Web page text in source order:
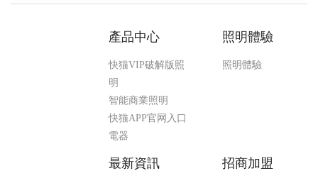
產品中心
快猫VIP破解版照
明
智能商業照明
快猫APP官网入口
電器
照明體驗
照明體驗
最新資訊 招商加盟